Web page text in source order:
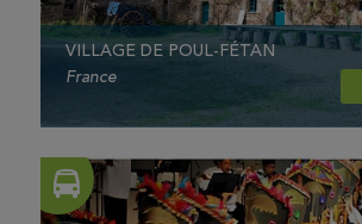
VILLAGE DE POUL-FÉTAN
France